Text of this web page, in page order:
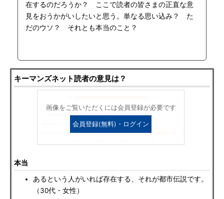
在するのだろうか？ ここで読者の皆さまの正直な意
見をおうかがいしたいと思う。単なる思い込み？ た
だのウソ？ それとも本当のこと？
キーマンズネット読者の意見は？
画像をご覧いただくには会員登録が必要です
会員登録(無料)・ログイン
本当
あるという人がいれば存在する、それが都市伝説です。
（30代・女性）